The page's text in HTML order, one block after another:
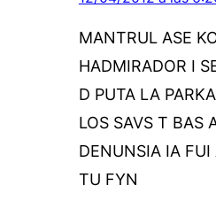
MANTRUL ASE
HADMIRADOR I
D PUTA LA
LOS SAVS T BAS
DENUNSIA IA
TU FYN